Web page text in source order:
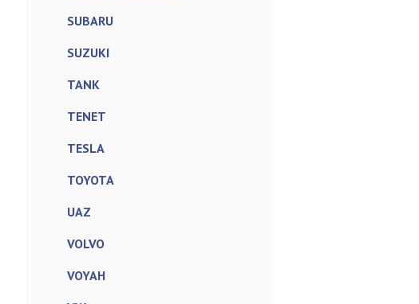
SUBARU
SUZUKI
TANK
TENET
TESLA
TOYOTA
UAZ
VOLVO
VOYAH